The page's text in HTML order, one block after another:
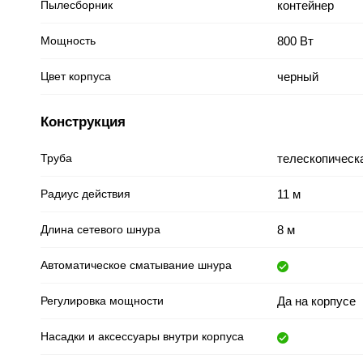
Пылесборник контейнер
Мощность 800 Вт
Цвет корпуса черный
Конструкция
Труба
Радиус действия 11 м
Длина сетевого шнура 8 м
Автоматическое сматывание шнура
Регулировка мощности Да на корпусе
Насадки и аксессуары внутри корпуса